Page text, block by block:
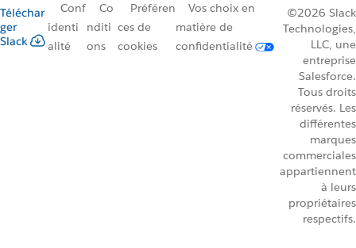
Téléchar
ger
Slack
Conf
identi
alité
Co
nditi
ons
Préféren
ces de
cookies
Vos choix en
matière de
confidentialité
©2026 Slack
Technologies,
LLC, une
entreprise
Salesforce.
Tous droits
réservés. Les
différentes
marques
commerciales
appartiennent
à leurs
propriétaires
respectifs.